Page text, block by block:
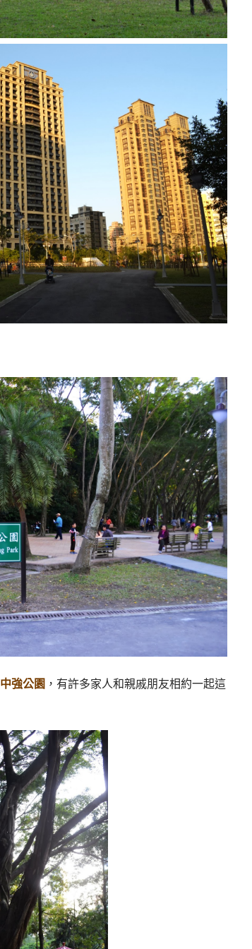
中強公園 ，有許多家人和親戚朋友相約一起這